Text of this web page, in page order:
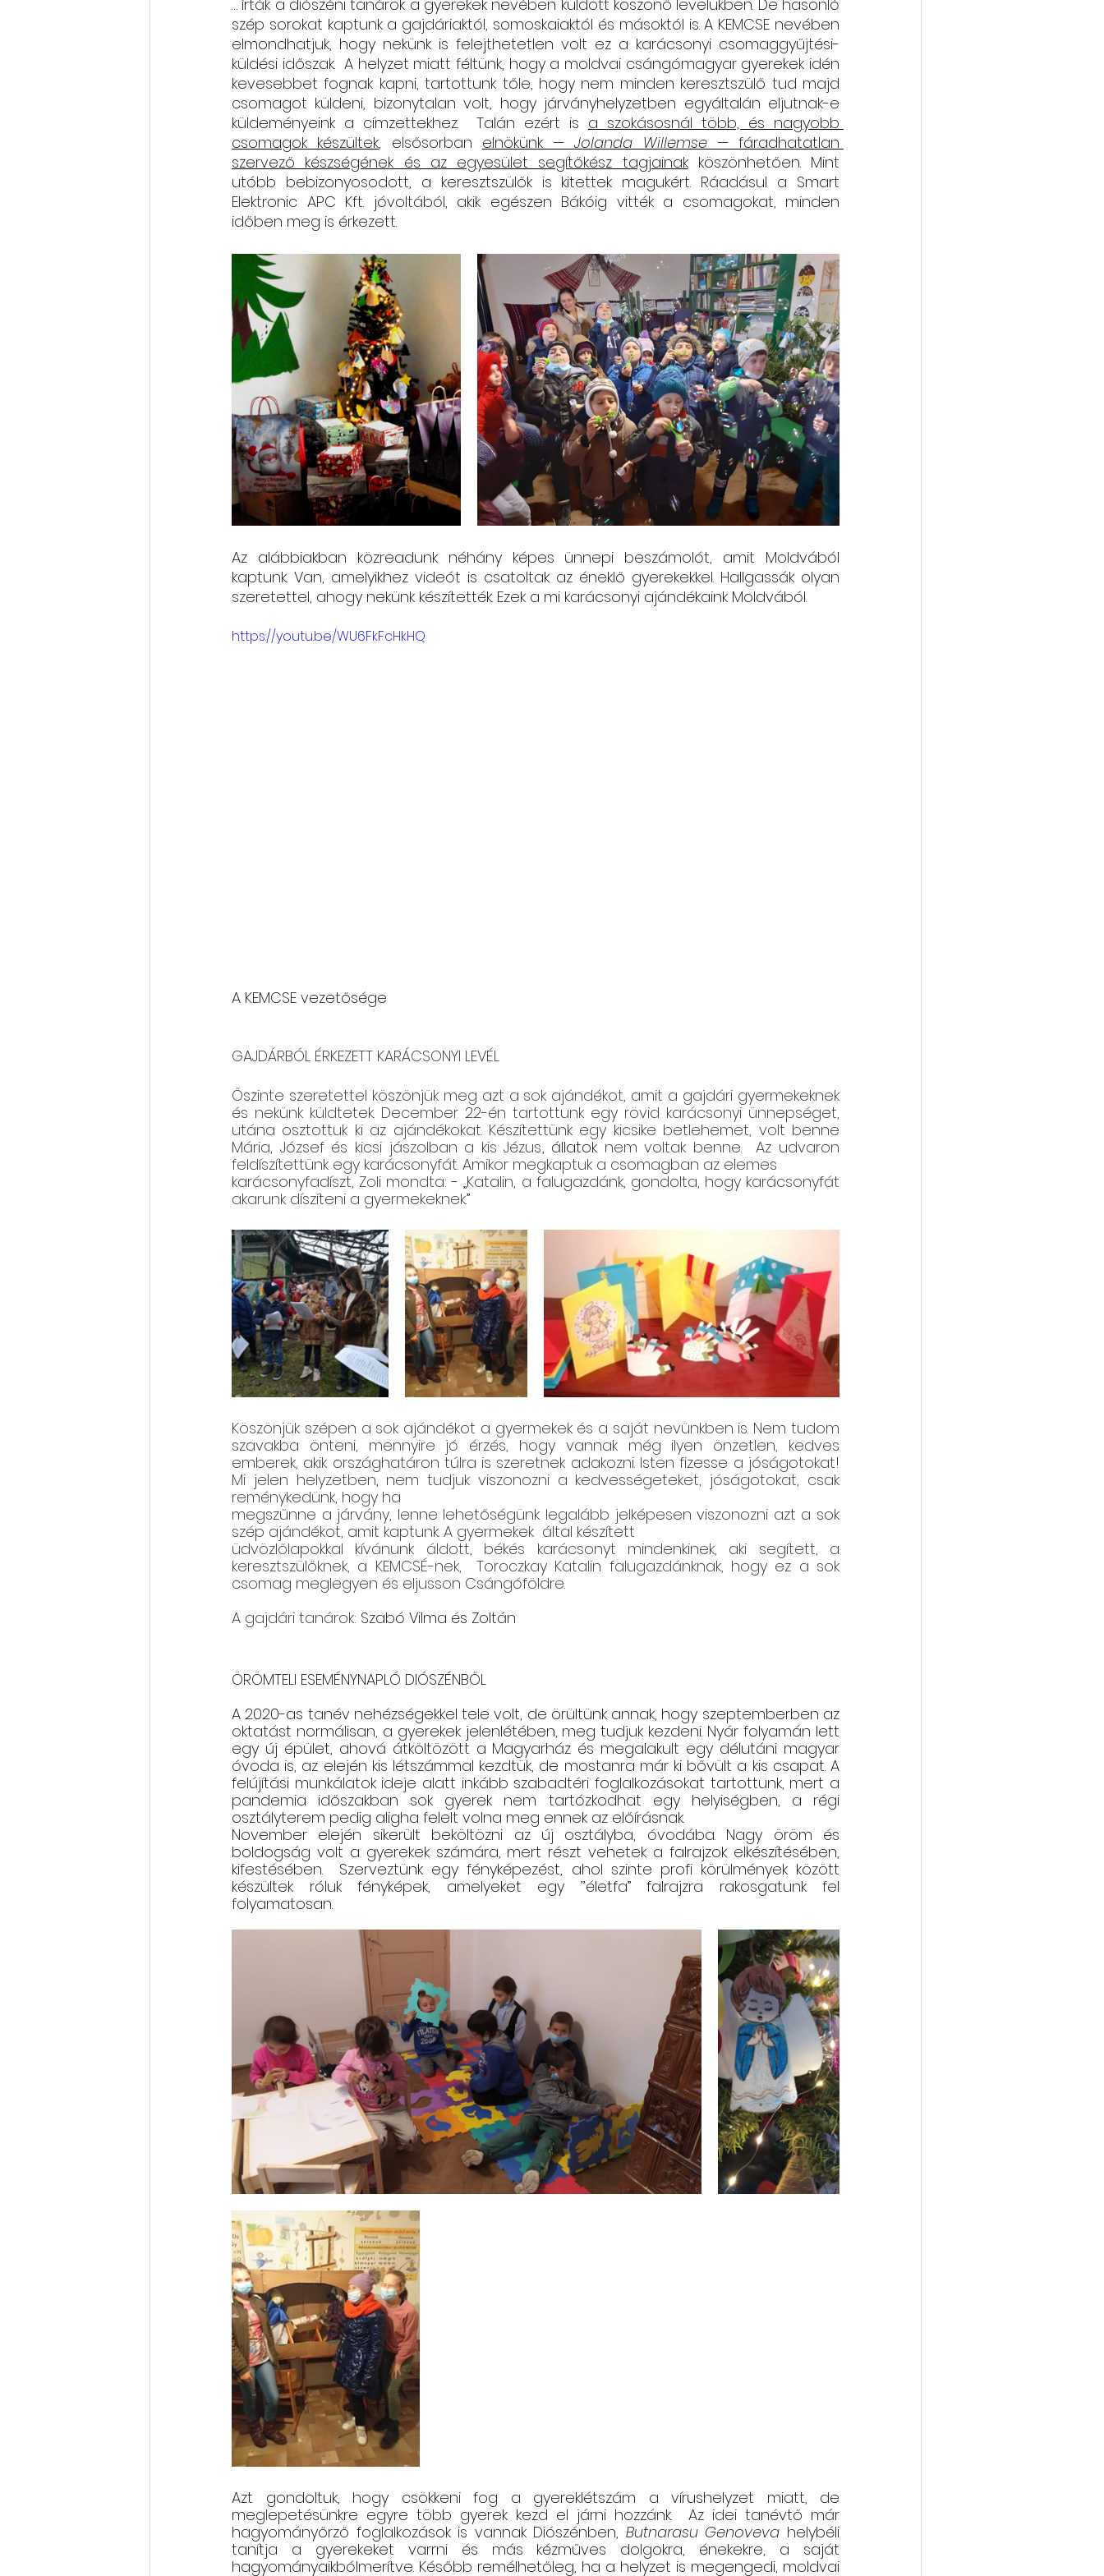
Rólunk szól: cikkek, videók Csángó témájú könyv, videó Utazások Moldvába Galéria
Oktatás, továbbképzés Keresztszülő-portré Várjuk történeteiket!
… írták a diószéni tanárok a gyerekek nevében küldött köszönő levelükben. De hasonló
szép sorokat kaptunk a gajdáriaktól, somoskaiaktól és másoktól is. A KEMCSE nevében
elmondhatjuk, hogy nekünk is felejthetetlen volt ez a karácsonyi csomaggyűjtési-
küldési időszak.  A helyzet miatt féltünk, hogy a moldvai csángómagyar gyerekek idén
kevesebbet fognak kapni, tartottunk tőle, hogy nem minden keresztszülő tud majd
csomagot küldeni, bizonytalan volt, hogy járványhelyzetben egyáltalán eljutnak-e
küldeményeink a címzettekhez.  Talán ezért is a szokásosnál több, és nagyobb
csomagok készültek, elsősorban elnökünk — Jolanda Willemse — fáradhatatlan
szervező készségének és az egyesület segítőkész tagjainak köszönhetően. Mint
utóbb bebizonyosodott, a keresztszülők is kitettek magukért. Ráadásul a Smart
Elektronic APC Kft. jóvoltából, akik egészen Bákóig vitték a csomagokat, minden
időben meg is érkezett.
Az alábbiakban közreadunk néhány képes ünnepi beszámolót, amit Moldvából
kaptunk. Van, amelyikhez videót is csatoltak az éneklő gyerekekkel. Hallgassák olyan
szeretettel, ahogy nekünk készítették. Ezek a mi karácsonyi ajándékaink Moldvából.
https://youtu.be/WU6FkFcHkHQ
A KEMCSE vezetősége
GAJDÁRBÓL ÉRKEZETT KARÁCSONYI LEVÉL
Őszinte szeretettel köszönjük meg azt a sok ajándékot, amit a gajdári gyermekeknek
és nekünk küldtetek. December 22-én tartottunk egy rövid karácsonyi ünnepséget,
utána osztottuk ki az ajándékokat. Készítettünk egy kicsike betlehemet, volt benne
Mária, József és kicsi jászolban a kis Jézus, állatok nem voltak benne.  Az udvaron
feldíszítettünk egy karácsonyfát. Amikor megkaptuk a csomagban az elemes
karácsonyfadíszt, Zoli mondta: - „Katalin, a falugazdánk, gondolta, hogy karácsonyfát
akarunk díszíteni a gyermekeknek.”
Köszönjük szépen a sok ajándékot a gyermekek és a saját nevünkben is. Nem tudom
szavakba önteni, mennyire jó érzés, hogy vannak még ilyen önzetlen, kedves
emberek, akik országhatáron túlra is szeretnek adakozni. Isten fizesse a jóságotokat!
Mi jelen helyzetben, nem tudjuk viszonozni a kedvességeteket, jóságotokat, csak
reménykedünk, hogy ha
megszűnne a járvány, lenne lehetőségünk legalább jelképesen viszonozni azt a sok
szép ajándékot, amit kaptunk. A gyermekek  által készített
üdvözlőlapokkal kívánunk áldott, békés karácsonyt mindenkinek, aki segített, a
keresztszülőknek, a KEMCSÉ-nek,  Toroczkay Katalin falugazdánknak, hogy ez a sok
csomag meglegyen és eljusson Csángóföldre.
A gajdári tanárok: Szabó Vilma és Zoltán
ÖRÖMTELI ESEMÉNYNAPLÓ DIÓSZÉNBŐL
A 2020-as tanév nehézségekkel tele volt, de örültünk annak, hogy szeptemberben az
oktatást normálisan, a gyerekek jelenlétében, meg tudjuk kezdeni. Nyár folyamán lett
egy új épület, ahová átköltözött a Magyarház és megalakult egy délutáni magyar
óvoda is, az elején kis létszámmal kezdtük, de mostanra már ki bővült a kis csapat. A
felújítási munkálatok ideje alatt inkább szabadtéri foglalkozásokat tartottunk, mert a
pandemia időszakban sok gyerek nem tartózkodhat egy helyiségben, a régi
osztályterem pedig aligha felelt volna meg ennek az előírásnak.
November elején sikerült beköltözni az új osztályba, óvodába. Nagy öröm és
boldogság volt a gyerekek számára, mert részt vehetek a falrajzok elkészítésében,
kifestésében.  Szerveztünk egy fényképezést, ahol szinte profi körülmények között
készültek róluk fényképek, amelyeket egy ’’életfa” falrajzra rakosgatunk fel
folyamatosan.
Azt gondoltuk, hogy csökkeni fog a gyereklétszám a vírushelyzet miatt, de
meglepetésünkre egyre több gyerek kezd el járni hozzánk.  Az idei tanévtő már
hagyományőrző foglalkozások is vannak Diószénben, Butnarasu Genoveva helybéli
tanítja a gyerekeket varrni és más kézműves dolgokra, énekekre, a saját
hagyományaikbólmerítve. Később remélhetőleg, ha a helyzet is megengedi, moldvai